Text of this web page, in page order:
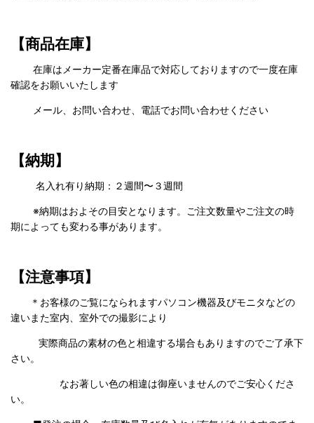
【商品在庫】
在庫はメーカー定番在庫品で対応しておりますので一度在庫
確認をお願いいたします
メール、お問い合わせ、電話でお問い合わせください
【納期】
名入れ有り納期：２週間〜３週間
※納期はおよその目安となります。ご注文数量やご注文の時
期によっても変わる事があります。
【注意事項】
＊お客様のご覧になられますパソコン機器及びモニタなどの
違いまた室内、室外での撮影により
実際商品の素材の色と相違する場合もありますのでご了承下
さい。
なお著しい色の相違は御座いませんのでご安心くださ
い。